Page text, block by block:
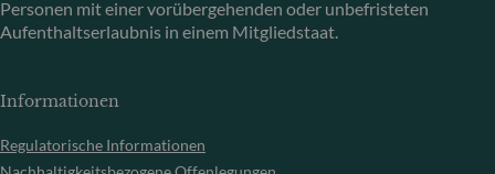
Personen mit einer vorübergehenden oder unbefristeten
Aufenthaltserlaubnis in einem Mitgliedstaat.
Informationen
Regulatorische Informationen